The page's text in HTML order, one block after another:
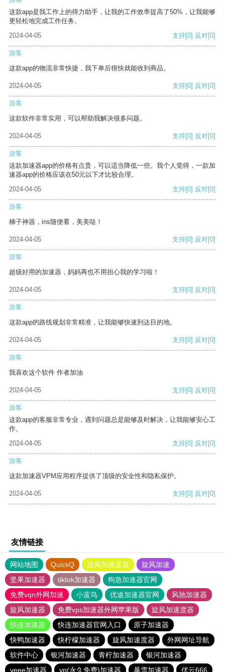
这款app是我工作上的得力助手，让我的工作效率提高了50%，让我能够
更轻松地完成工作任务。
2024-04-05
支持[0] 反对[0]
游客
这款app的物流非常快捷，我下单后很快就能收到商品。
2024-04-05 支持[0] 反对[0]
游客
这款软件非常实用，可以帮助我解决很多问题。
2024-04-05 支持[0] 反对[0]
游客
这款加速器app的价格有点贵，可以适当降低一些。我个人觉得，一款加
速器app的价格应该在50元以下才比较合理。
2024-04-05
支持[0] 反对[0]
游客
梯子神器，ins随便看，美美哒！
2024-04-05 支持[0] 反对[0]
游客
超级好用的加速器，妈妈再也不用担心我的学习啦！
2024-04-05 支持[0] 反对[0]
游客
这款app的路线规划非常精准，让我能够快速到达目的地。
2024-04-05 支持[0] 反对[0]
游客
我喜欢这个软件 作者加油
2024-04-05 支持[0] 反对[0]
游客
这款app的客服非常专业，遇到问题总是能够及时解决，让我能够安心工
作。
2024-04-05
支持[0] 反对[0]
游客
这款加速器VPM应用程序提供了顶级的安全性和隐私保护。
2024-04-05 支持[0] 反对[0]
友情链接
网站地图 QuickQ 旋风加速度器
旋风加速
坚果加速器
tiktok加速器
狗急加速器官网
免费vqn外网加速
小蓝鸟 优途加速器官网
风驰加速器
旋风加速器
免费vps加速器外网苹果版
旋风加速度器
快连加速器
快连加速器官网入口
原子加速器
快鸭加速器
快柠檬加速器 旋风加速度器
外网网址导航
软件中心
银河加速器 青柠加速器
银河加速器
veee加速器
vp(永久免费)加速器 暴雪加速器 优云666